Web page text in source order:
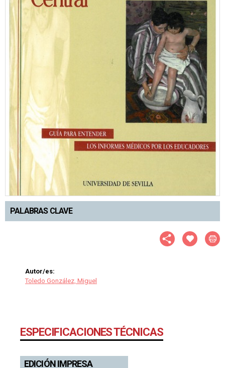
PALABRAS CLAVE
Autor/es:
Toledo González, Miguel
ESPECIFICACIONES TÉCNICAS
EDICIÓN IMPRESA